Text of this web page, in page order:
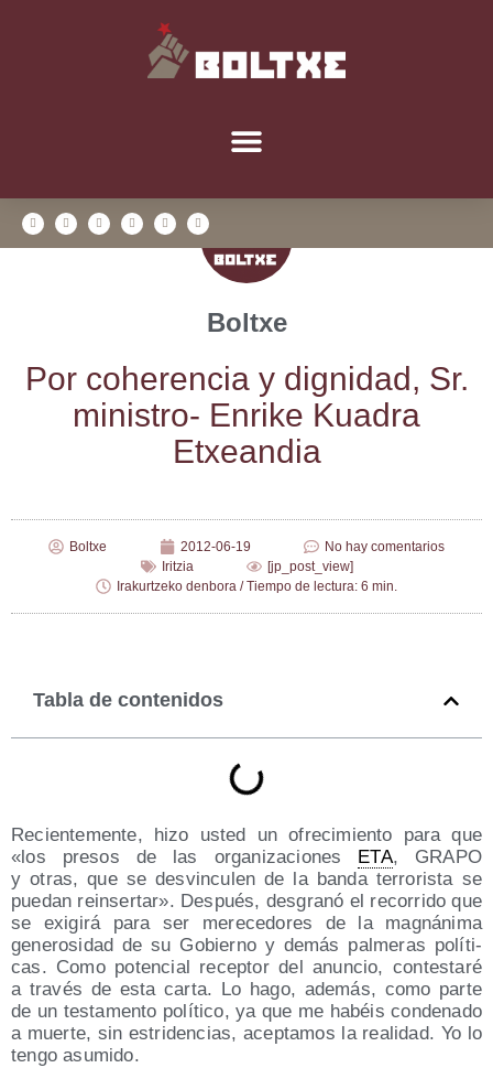
Boltxe
Por cohe­ren­cia y dig­ni­dad, Sr.
minis­tro- Enri­ke Kua­dra
Etxeandia
Boltxe 2012-06-19
No hay comentarios
Iritzia
[jp_post_view]
Irakurtzeko denbora / Tiempo de lectura: 6 min.
Tabla de contenidos
Recien­te­men­te, hizo usted un ofre­ci­mien­to para que
«los pre­sos de las orga­ni­za­cio­nes
ETA, GRAPO
y otras, que se des­vin­cu­len de la ban­da terro­ris­ta se
pue­dan rein­ser­tar». Des­pués, des­gra­nó el reco­rri­do que
se exi­gi­rá para ser mere­ce­do­res de la mag­ná­ni­ma
gene­ro­si­dad de su Gobierno y demás pal­me­ras polí­ti­
cas. Como poten­cial recep­tor del anun­cio, con­tes­ta­ré
a tra­vés de esta car­ta. Lo hago, ade­más, como par­te
de un tes­ta­men­to polí­ti­co, ya que me habéis con­de­na­do
a muer­te, sin estri­den­cias, acep­ta­mos la reali­dad. Yo lo
ten­go asumido.